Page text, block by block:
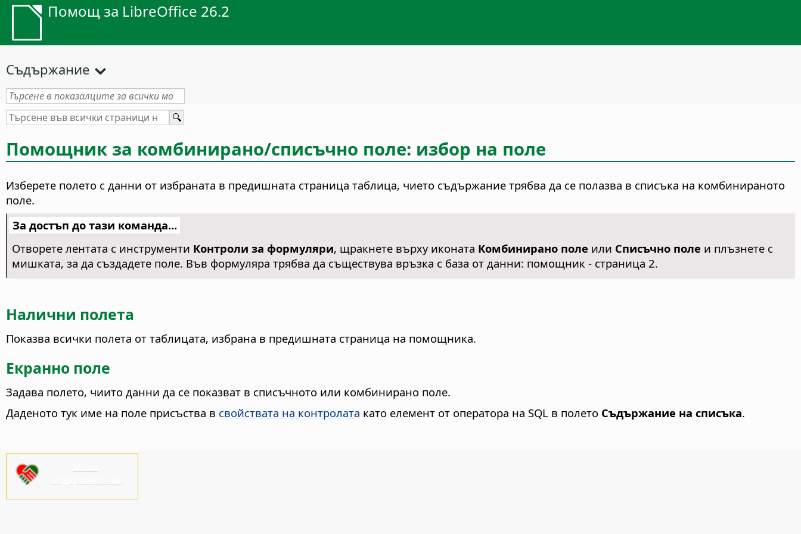
Помощ за LibreOffice 26.2
Съдържание
Помощник за комбинирано/списъчно поле: избор на поле
Изберете полето с данни от избраната в предишната страница таблица, чието съдържание трябва да се полазва в списъка на комбинираното
поле.
За достъп до тази команда...
Отворете лентата с инструменти Контроли за формуляри, щракнете върху иконата Комбинирано поле или Списъчно поле и плъзнете с
мишката, за да създадете поле. Във формуляра трябва да съществува връзка с база от данни: помощник - страница 2.
Налични полета
Показва всички полета от таблицата, избрана в предишната страница на помощника.
Екранно поле
Задава полето, чиито данни да се показват в списъчното или комбинирано поле.
Даденото тук име на поле присъства в свойствата на контролата като елемент от оператора на SQL в полето Съдържание на списъка.